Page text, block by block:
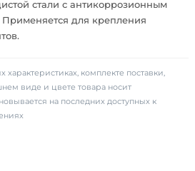
стали с антикоррозионным
для крепления
комплекте поставки,
виде и цвете товара носит
на последних доступных к